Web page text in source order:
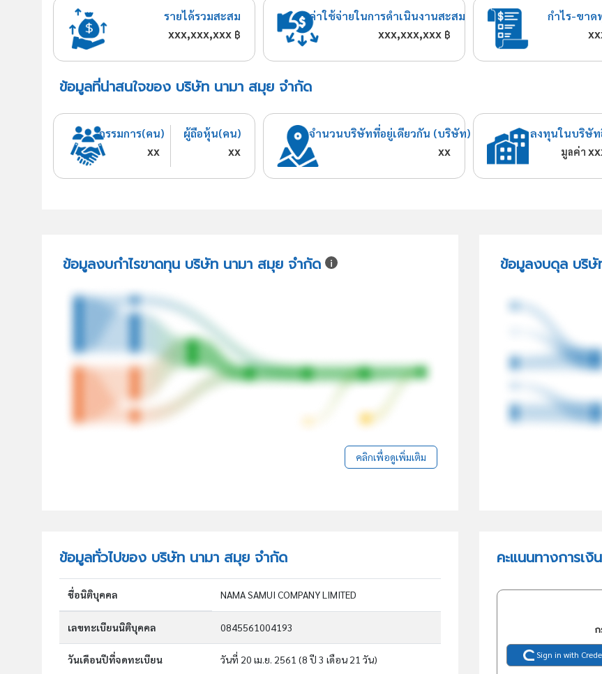
รายได้รวมสะสม
xxx,xxx,xxx ฿
ค่าใช้จ่ายในการดำเนินงานสะสม
xxx,xxx,xxx ฿
กำไร-ขา
ข้อมูลที่น่าสนใจของ บริษัท นามา สมุย จำกัด
กรรมการ(คน)
xx
ผู้ถือหุ้น(คน)
xx
จำนวนบริษัทที่อยู่เดียวกัน (บริษัท)
xx
ลงทุนในบริษั
มูลค่า
ข้อมูลงบกำไรขาดทุน บริษัท นามา สมุย จำกัด
คลิกเพื่อดูเพิ่มเติม
ข้อมูลงบดุล บริ
ข้อมูลทั่วไปของ บริษัท นามา สมุย จำกัด
ชื่อนิติบุคคล NAMA SAMUI COMPANY LIMITED
เลขทะเบียนนิติบุคคล 0845561004193
วันเดือนปีที่จดทะเบียน วันที่ 20 เม.ย. 2561 (8 ปี 3 เดือน 21 วัน)
คะแนนทางการเงิน
Sign in with